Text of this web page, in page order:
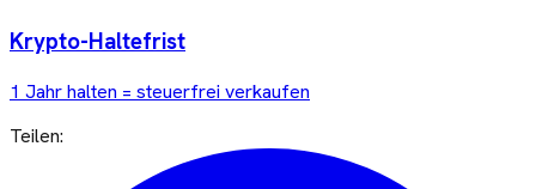
Krypto-Haltefrist
1 Jahr halten = steuerfrei verkaufen
Teilen: